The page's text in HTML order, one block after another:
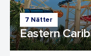
7 Nätter
Eastern